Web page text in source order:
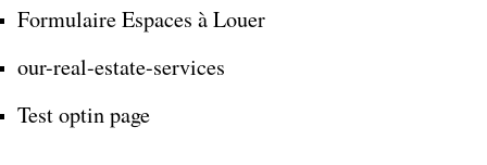
Formulaire Espaces à Louer
our-real-estate-services
Test optin page